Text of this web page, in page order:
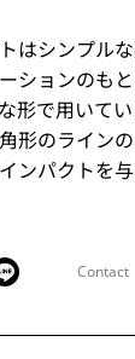
はシンプル
ションのも
形で用いて
形のライン
ンパクトを与
Contact